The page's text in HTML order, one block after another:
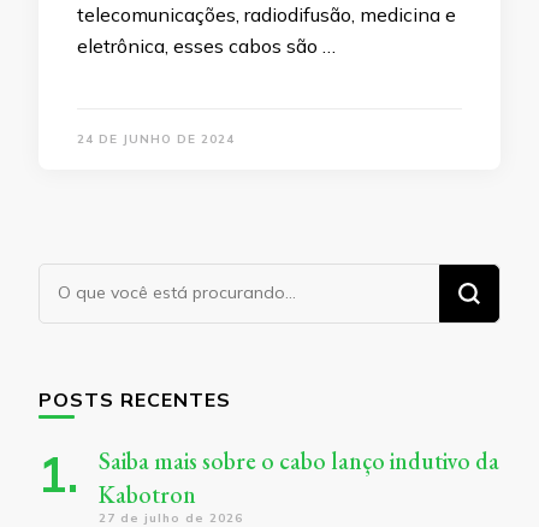
telecomunicações, radiodifusão, medicina e
eletrônica, esses cabos são …
24 DE JUNHO DE 2024
POSTS RECENTES
Saiba mais sobre o cabo lanço indutivo da
Kabotron
27 de julho de 2026